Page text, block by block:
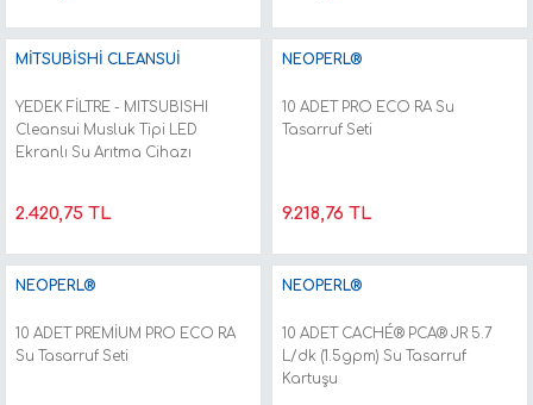
MİTSUBİSHİ CLEANSUİ
YEDEK FİLTRE - MITSUBISHI
Cleansui Musluk Tipi LED
Ekranlı Su Arıtma Cihazı
2.420,75 TL
NEOPERL®
10 ADET PRO ECO RA Su
Tasarruf Seti
9.218,76 TL
NEOPERL®
10 ADET PREMİUM PRO ECO RA
Su Tasarruf Seti
NEOPERL®
10 ADET CACHÉ® PCA® JR 5.7
L/dk (1.5gpm) Su Tasarruf
Kartuşu